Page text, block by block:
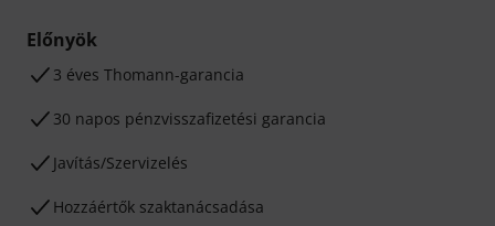
Előnyök
3 éves Thomann-garancia
30 napos pénzvisszafizetési garancia
Javítás/Szervizelés
Hozzáértők szaktanácsadása